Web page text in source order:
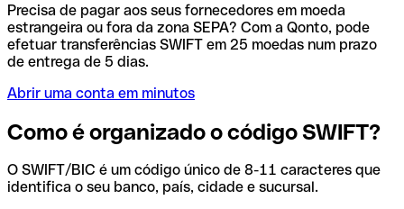
Precisa de pagar aos seus fornecedores em moeda
estrangeira ou fora da zona SEPA? Com a Qonto, pode
efetuar transferências SWIFT em 25 moedas num prazo
de entrega de 5 dias.
Abrir uma conta em minutos
Como é organizado o código SWIFT?
O SWIFT/BIC é um código único de 8-11 caracteres que
identifica o seu banco, país, cidade e sucursal.